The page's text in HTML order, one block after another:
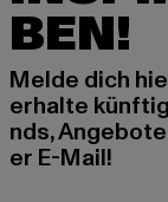
BEN!
Melde dich
erhalte
nds,
er E-Mail!